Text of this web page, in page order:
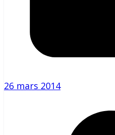
26 mars 2014